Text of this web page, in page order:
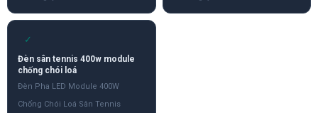
✓
Đèn sân tennis 400w module
chống chói loá
Đèn Pha LED Module 400W
Chống Chói Loá Sân Tennis